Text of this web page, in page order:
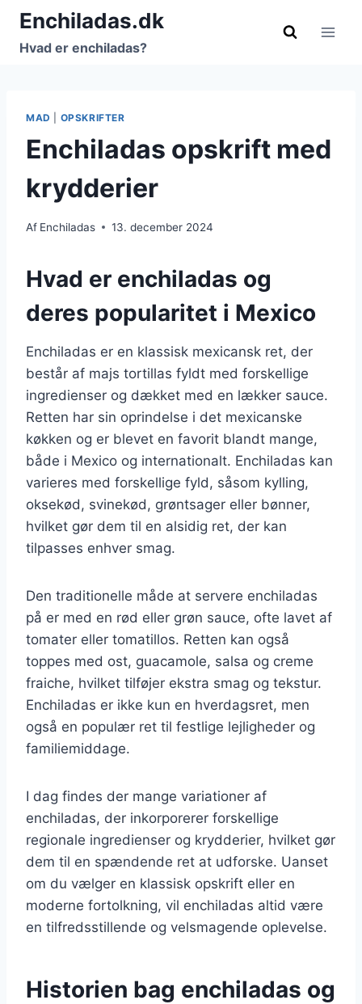
Fortsæt
indhold
Enchiladas.dk
Hvad er enchiladas?
MAD OPSKRIFTER
Enchiladas opskrift med
krydderier
Af Enchiladas 13. december 2024
Hvad er enchiladas og
deres popularitet i Mexico
Enchiladas er en klassisk mexicansk ret, der
består af majs tortillas fyldt med forskellige
ingredienser og dækket med en lækker sauce.
Retten har sin oprindelse i det mexicanske
køkken og er blevet en favorit blandt mange,
både i Mexico og internationalt. Enchiladas kan
varieres med forskellige fyld, såsom kylling,
oksekød, svinekød, grøntsager eller bønner,
hvilket gør dem til en alsidig ret, der kan
tilpasses enhver smag.
Den traditionelle måde at servere enchiladas
på er med en rød eller grøn sauce, ofte lavet af
tomater eller tomatillos. Retten kan også
toppes med ost, guacamole, salsa og creme
fraiche, hvilket tilføjer ekstra smag og tekstur.
Enchiladas er ikke kun en hverdagsret, men
også en populær ret til festlige lejligheder og
familiemiddage.
I dag findes der mange variationer af
enchiladas, der inkorporerer forskellige
regionale ingredienser og krydderier, hvilket gør
dem til en spændende ret at udforske. Uanset
om du vælger en klassisk opskrift eller en
moderne fortolkning, vil enchiladas altid være
en tilfredsstillende og velsmagende oplevelse.
Historien bag enchiladas og